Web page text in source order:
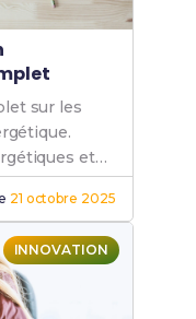
sur les
et
21 octobre 2025
INNOVATION